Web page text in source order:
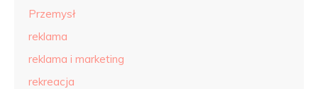
Przemysł
reklama
reklama i marketing
rekreacja